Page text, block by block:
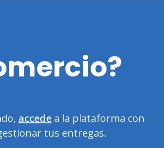
accede a la plataforma con
tus entregas.